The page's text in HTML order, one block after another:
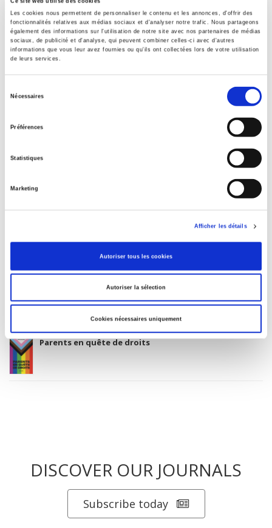
Les cookies nous permettent de personnaliser le contenu et les annonces, d'offrir des
fonctionnalités relatives aux médias sociaux et d'analyser notre trafic. Nous partageons
également des informations sur l'utilisation de notre site avec nos partenaires de médias
sociaux, de publicité et d'analyse, qui peuvent combiner celles-ci avec d'autres
informations que vous leur avez fournies ou qu'ils ont collectées lors de votre utilisation
de leurs services.
Nécessaires
Préférences
Statistiques
Marketing
Afficher les détails
Autoriser tous les cookies
Autoriser la sélection
Cookies nécessaires uniquement
Onix Audience Codes
06 Professional and scholarly
CLIL (Version 2013-2019)
3283 SCIENCES POLITIQUES
Subject Scheme Identifier Code
Related
La ville verte au pied du mur
La mutation climatique
Parents en quête de droits
DISCOVER OUR JOURNALS
Subscribe today